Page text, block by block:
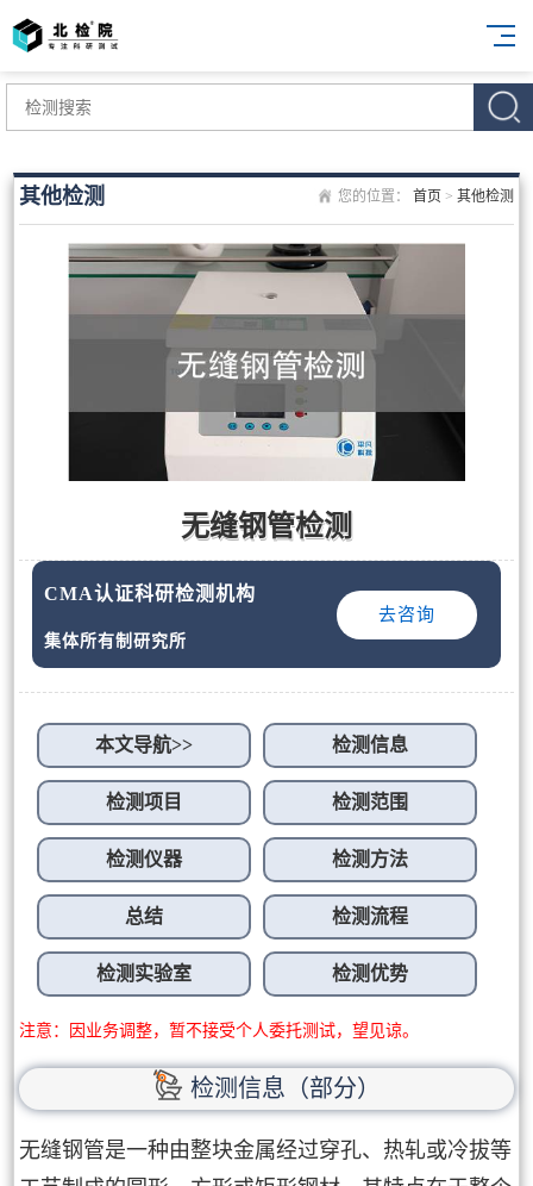
您的位置： 首页 > 其他检测
其他检测
无缝钢管检测
CMA认证科研检测机构
集体所有制研究所
去咨询
本文导航>> 检测信息
检测项目 检测范围
检测仪器 检测方法
总结 检测流程
检测实验室 检测优势
注意：因业务调整，暂不接受个人委托测试，望见谅。
检测信息（部分）
无缝钢管是一种由整块金属经过穿孔、热轧或冷拔等